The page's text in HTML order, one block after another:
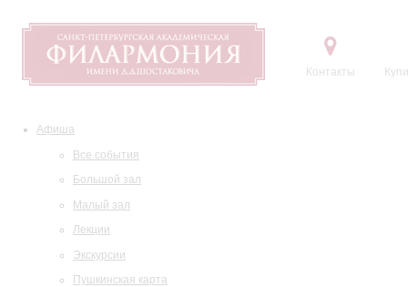
Контакты
Афиша
Все события
Большой зал
Малый зал
Лекции
Экскурсии
Пушкинская карта